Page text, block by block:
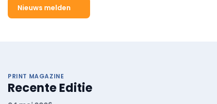
Nieuws melden
PRINT MAGAZINE
Recente Editie